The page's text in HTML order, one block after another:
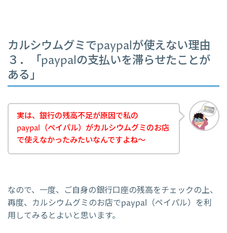
カルシウムグミでpaypalが使えない理由
３．「paypalの支払いを滞らせたことが
ある」
実は、銀行の残高不足が原因で私の
paypal（ペイパル）がカルシウムグミのお店
で使えなかったみたいなんですよね～
なので、一度、ご自身の銀行口座の残高をチェックの上、
再度、カルシウムグミのお店でpaypal（ペイパル）を利
用してみるとよいと思います。